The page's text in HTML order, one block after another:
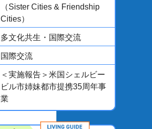
（Sister Cities & Friendship
Cities）
多文化共生・国際交流
国際交流
＜実施報告＞米国シェルビー
ビル市姉妹都市提携35周年事
業